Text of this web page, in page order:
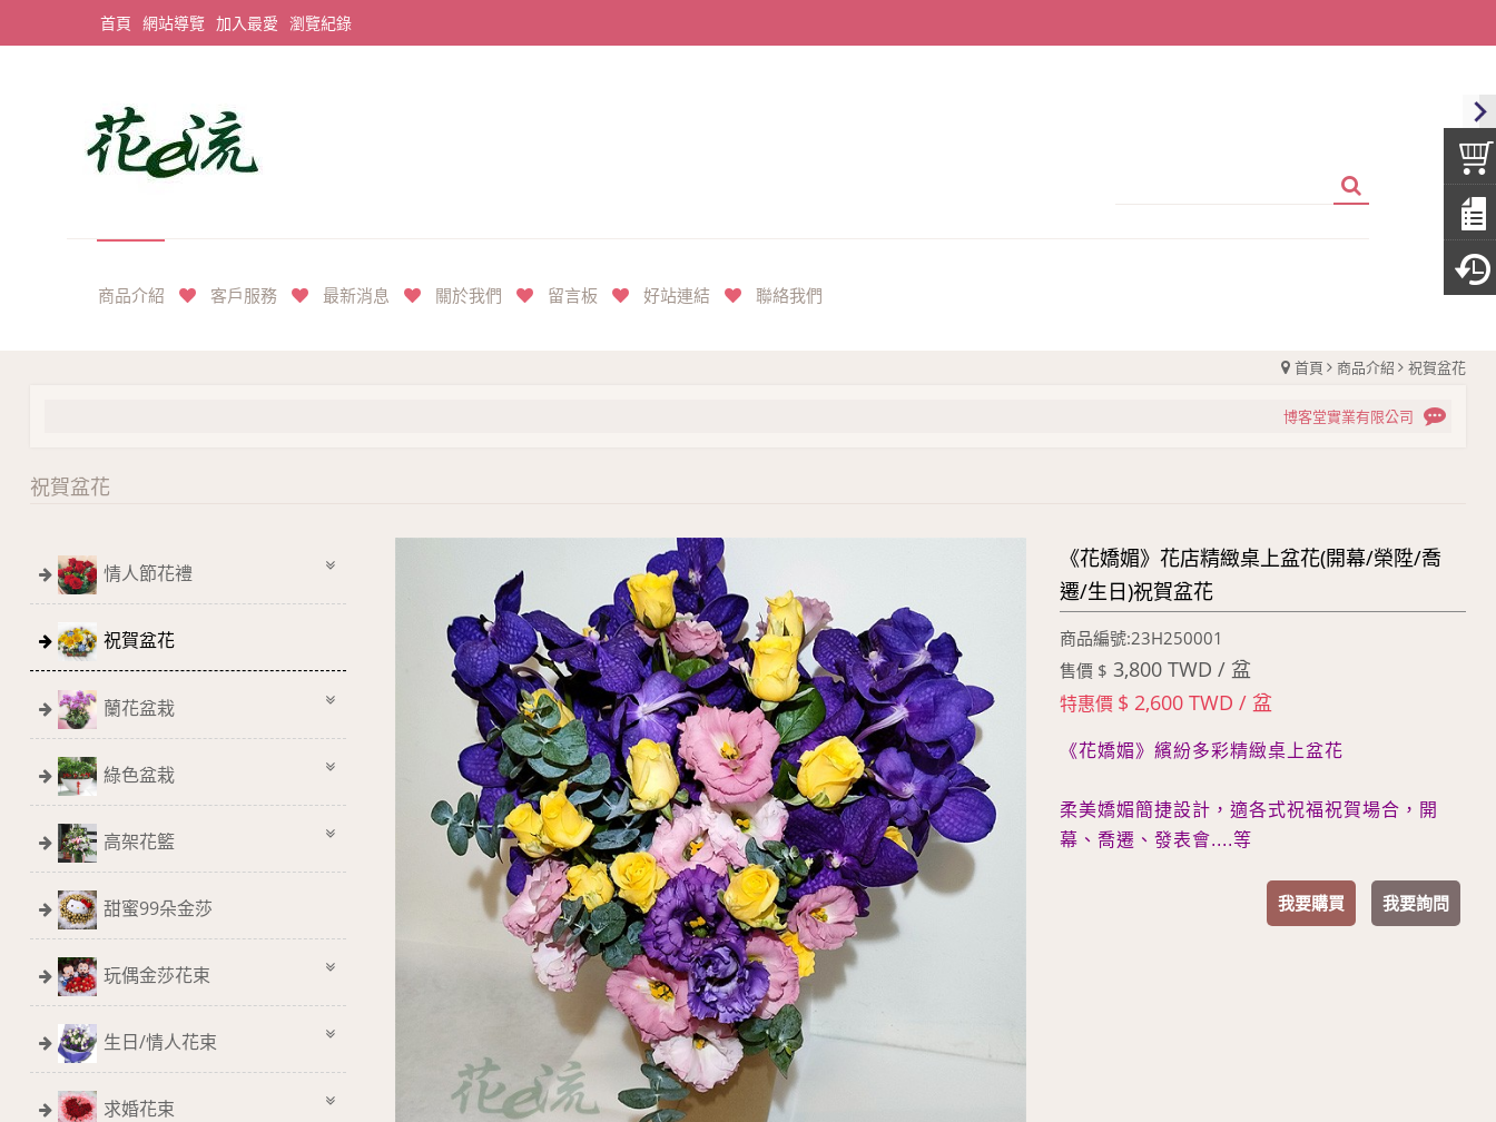
首頁 網站導覽 加入最愛 瀏覽紀錄
商品介紹 客戶服務 最新消息 關於我們 留言板 好站連結 聯絡我們
首頁 商品介紹 祝賀盆花
博客堂實業有限公司
祝賀盆花
情人節花禮
祝賀盆花
蘭花盆栽
綠色盆栽
高架花籃
甜蜜99朵金莎
玩偶金莎花束
生日/情人花束
求婚花束
《花嬌媚》花店精緻桌上盆花(開幕/榮陞/喬
遷/生日)祝賀盆花
商品編號:23H250001
售價 $ 3,800 TWD / 盆
特惠價 $ 2,600 TWD / 盆
《花嬌媚》繽紛多彩精緻桌上盆花
柔美嬌媚簡捷設計，適各式祝福祝賀場合，開
幕、喬遷、發表會....等
我要購買 我要詢問